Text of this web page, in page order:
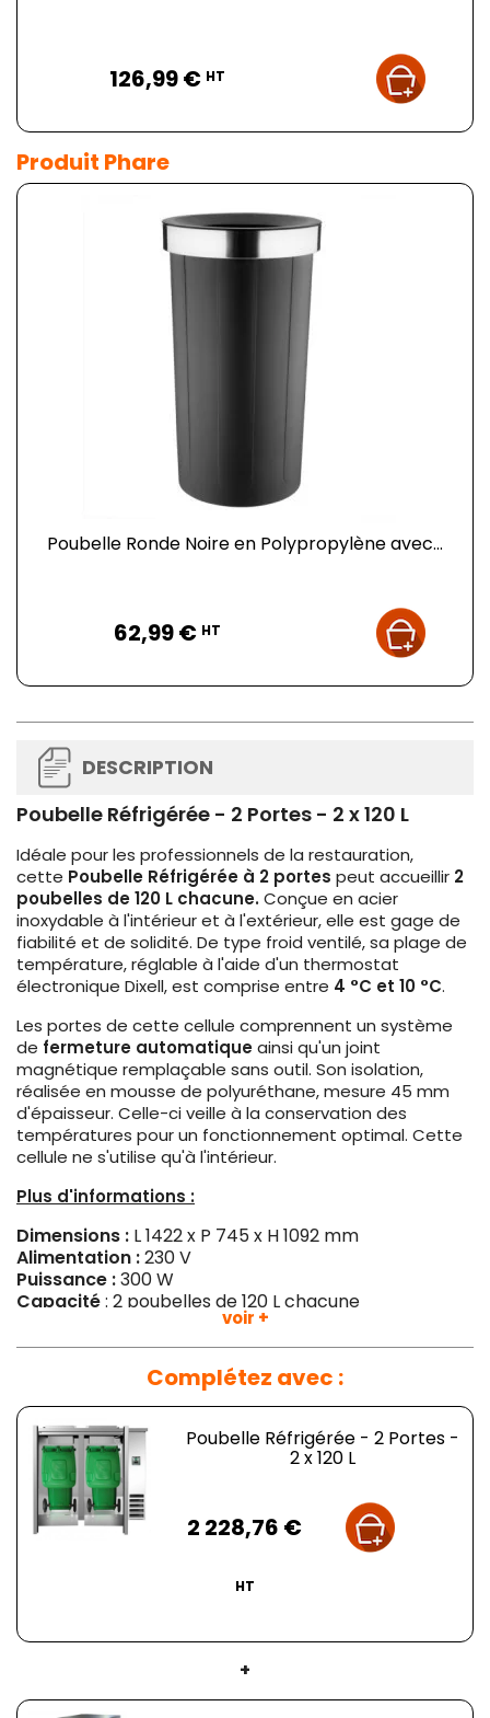
126,99 € HT
Produit Phare
Poubelle Ronde Noire en Polypropylène avec...
62,99 € HT
DESCRIPTION
Poubelle Réfrigérée - 2 Portes - 2 x 120 L
Idéale pour les professionnels de la restauration,
cette Poubelle Réfrigérée à 2 portes peut accueillir 2
poubelles de 120 L chacune.Conçue en acier
inoxydable à l'intérieur et à l'extérieur, elle est gage de
fiabilité et de solidité. De type froid ventilé, sa plage de
température, réglable à l'aide d'un thermostat
électronique Dixell, est comprise entre 4 °C et 10 °C.
Les portes de cette cellule comprennent un système
de fermeture automatiqueainsi qu'un joint
magnétique remplaçable sans outil. Son isolation,
réalisée en mousse de polyuréthane, mesure 45 mm
d'épaisseur. Celle-ci veille à la conservation des
températures pour un fonctionnement optimal. Cette
cellule ne s'utilise qu'à l'intérieur.
Plus d'informations :
Dimensions : L 1422 x P 745 x H 1092 mm
Alimentation :230 V
Puissance :300 W
Capacité: 2 poubelles de 120 L chacune
: 4 °C à 10 °C (groupe logé)
Gaz réfrigérant :R600a
voir +
Complétez avec :
Poubelle Réfrigérée - 2 Portes -
2 x 120 L
2 228,76 €
HT
+